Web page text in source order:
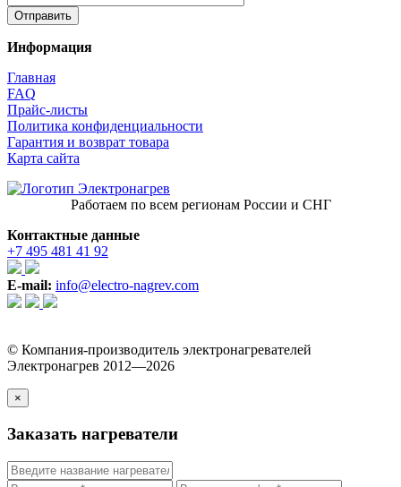
Информация
Главная
FAQ
Прайс-листы
Политика конфиденциальности
Гарантия и возврат товара
Карта сайта
Работаем по всем регионам России и СНГ
Контактные данные
+7 495 481 41 92
E-mail: info@electro-nagrev.com
© Компания-производитель электронагревателей
Электронагрев 2012—2026
×
Заказать нагреватели